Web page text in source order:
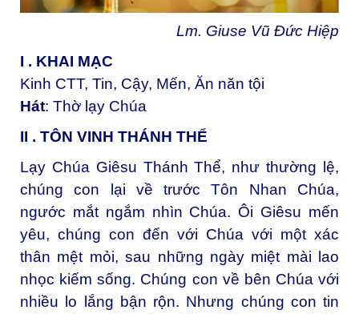
Lm. Giuse Vũ Đức Hiệp
I . KHAI MẠC
Kinh CTT, Tin, Cậy, Mến, Ăn năn tội
Hát: Thờ lạy Chúa
II . TÔN VINH THÁNH THỂ
Lạy Chúa Giêsu Thánh Thể, như thường lệ,
chúng con lại về trước Tôn Nhan Chúa,
ngước mắt ngắm nhìn Chúa. Ôi Giêsu mến
yêu, chúng con đến với Chúa với một xác
thân mệt mỏi, sau những ngày miệt mài lao
nhọc kiếm sống. Chúng con về bên Chúa với
nhiều lo lắng bận rộn. Nhưng chúng con tin